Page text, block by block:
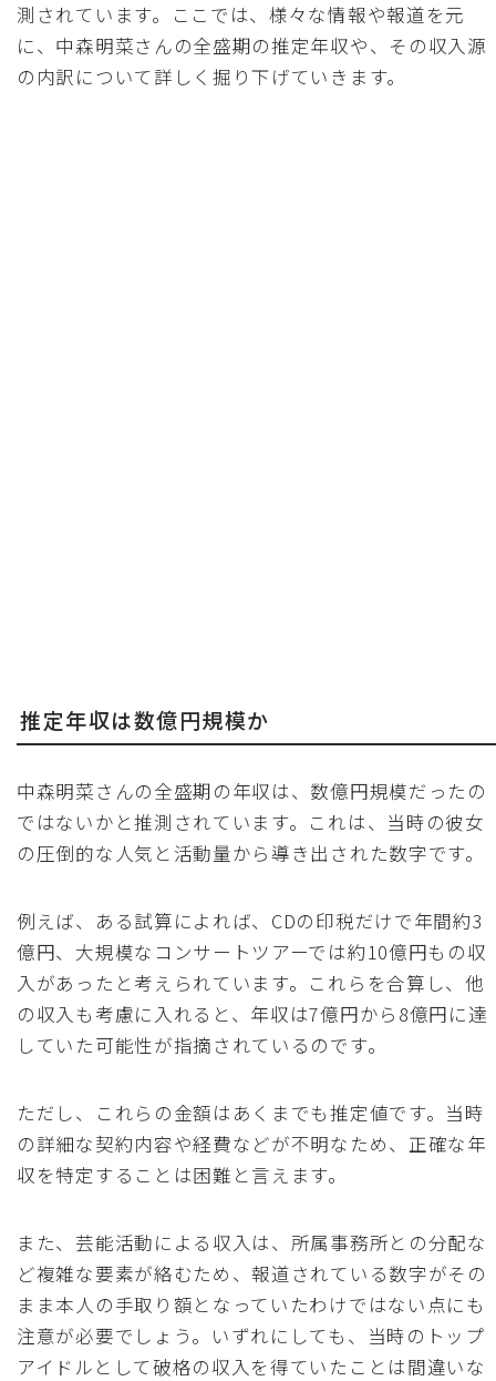
測されています。ここでは、様々な情報や報道を元
に、中森明菜さんの全盛期の推定年収や、その収入源
の内訳について詳しく掘り下げていきます。
推定年収は数億円規模か
中森明菜さんの全盛期の年収は、数億円規模だったの
ではないかと推測されています。これは、当時の彼女
の圧倒的な人気と活動量から導き出された数字です。
例えば、ある試算によれば、CDの印税だけで年間約3
億円、大規模なコンサートツアーでは約10億円もの収
入があったと考えられています。これらを合算し、他
の収入も考慮に入れると、年収は7億円から8億円に達
していた可能性が指摘されているのです。
ただし、これらの金額はあくまでも推定値です。当時
の詳細な契約内容や経費などが不明なため、正確な年
収を特定することは困難と言えます。
また、芸能活動による収入は、所属事務所との分配な
ど複雑な要素が絡むため、報道されている数字がその
まま本人の手取り額となっていたわけではない点にも
注意が必要でしょう。いずれにしても、当時のトップ
アイドルとして破格の収入を得ていたことは間違いな